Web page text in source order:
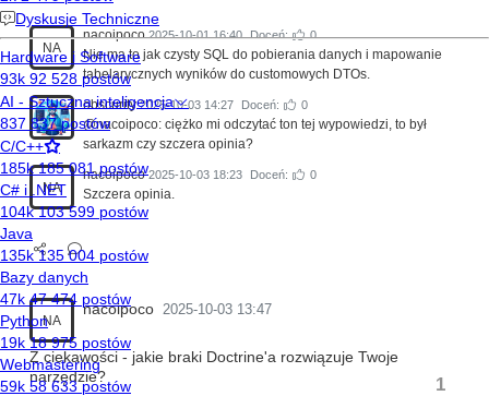
NA
nacoipoco 2025-10-01 16:40 Doceń: 0
Nie ma to jak czysty SQL do pobierania danych i mapowanie
tabelarycznych wyników do customowych DTOs.
obscurity 2025-10-03 14:27 Doceń: 0
@nacoipoco: ciężko mi odczytać ton tej wypowiedzi, to był
sarkazm czy szczera opinia?
NA
nacoipoco 2025-10-03 18:23 Doceń: 0
Szczera opinia.
NA
nacoipoco 2025-10-03 13:47
1
Z ciekawości - jakie braki Doctrine'a rozwiązuje Twoje
narzędzie?